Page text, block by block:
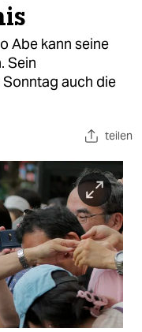
Abe kann seine
Sein
auch die
teilen